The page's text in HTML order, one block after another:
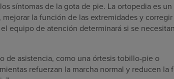
síntomas de la gota de pie. La ortopedia es un
la función de las extremidades y corregir
equipo de atención determinará si se necesitan
de asistencia, como una órtesis tobillo-pie o
refuerzan la marcha normal y reducen la